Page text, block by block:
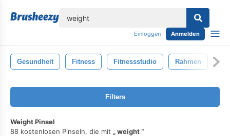
Einloggen Anmelden
Gesundheit Fitness Fitnessstudio Rahmen
Filters
Weight Pinsel
88 kostenlosen Pinseln, die mit
weight